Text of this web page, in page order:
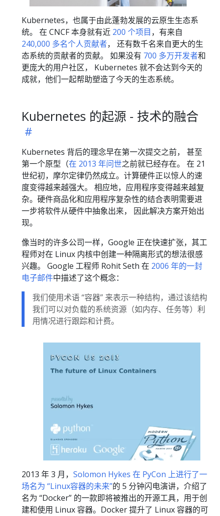
Kubernetes，也属于由此蓬勃发展的云原生生态系
统。 在 CNCF 本身就有近 200 个项目，有来自
240,000 多名个人贡献者， 还有数千名来自更大的生
态系统的贡献者的贡献。 如果没有 700 多万开发者和
更庞大的用户社区， Kubernetes 就不会达到今天的
成就，他们一起帮助塑造了今天的生态系统。
Kubernetes 的起源 - 技术的融合
Kubernetes 背后的理念早在第一次提交之前， 甚至
第一个原型（在 2013 年问世之前就已经存在。 在 21
世纪初，摩尔定律仍然成立。计算硬件正以惊人的速
度变得越来越强大。 相应地，应用程序变得越来越复
杂。硬件商品化和应用程序复杂性的结合表明需要进
一步将软件从硬件中抽象出来， 因此解决方案开始出
现。
像当时的许多公司一样，Google 正在快速扩张，其工
程师对在 Linux 内核中创建一种隔离形式的想法很感
兴趣。 Google 工程师 Rohit Seth 在 2006 年的一封
电子邮件中描述了这个概念：
我们使用术语 “容器” 来表示一种结构，通过该结构
我们可以对负载的系统资源（如内存、任务等）利
用情况进行跟踪和计费。
2013 年 3 月， Solomon Hykes 在 PyCon 上进行了一
场名为 “Linux容器的未来”的 5 分钟闪电演讲，介绍了
名为 “Docker” 的一款即将被推出的开源工具，用于创
建和使用 Linux 容器。Docker 提升了 Linux 容器的可